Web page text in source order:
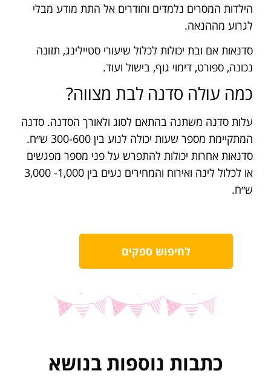
הילדות המסרים נלמדים וחודרים אל התת מודע מבלי
לגרוע מההנאה.
סדנאות אם ובת יכולות לכלול שיעורי סטיילינג, תזונה
נכונה, ספורט, דימוי גוף, בישול ועוד.
כמה עולה סדנה לבת מצווה?
עלות סדנה משתנה בהתאם לסוג ולאורך הסדנה. סדנה
המתקיימת מספר שעות יכולה לנוע בין 300-600 ש״ח.
סדנאות אחרות יכולות להתפרש על פני מספר מפגשים
או לכלול לינה ואירוח והמחירים נעים בין 1,000- 3,000
ש״ח.
לחיפוש ספקים
כתבות נוספות בנושא